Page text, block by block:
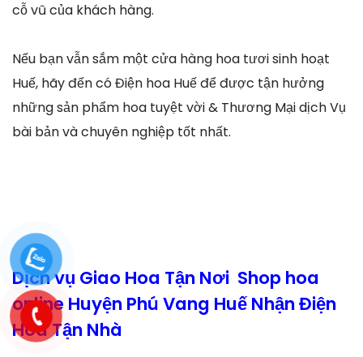
cỗ vũ của khách hàng.
Nếu bạn vẫn sắm một cửa hàng hoa tươi sinh hoạt
Huế, hãy đến có Điện hoa Huế để được tận hưởng
những sản phẩm hoa tuyệt vời & Thương Mại dịch Vụ
bài bản và chuyên nghiệp tốt nhất.
Dịch vụ Giao Hoa Tận Nơi Shop hoa
online Huyện Phú Vang Huế Nhận Điện
Hoa Tận Nhà